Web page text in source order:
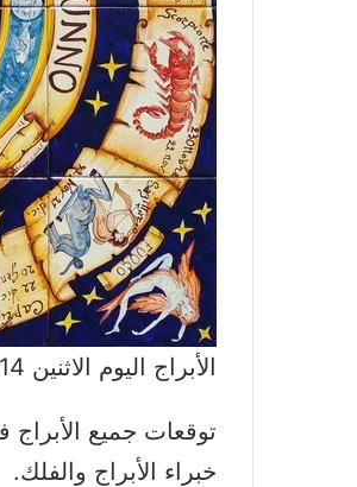
الأبراج اليوم الاثنين 14-11-2022
خبراء الأبراج والفلك.